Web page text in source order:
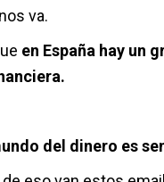
va.
en España hay un
del dinero es